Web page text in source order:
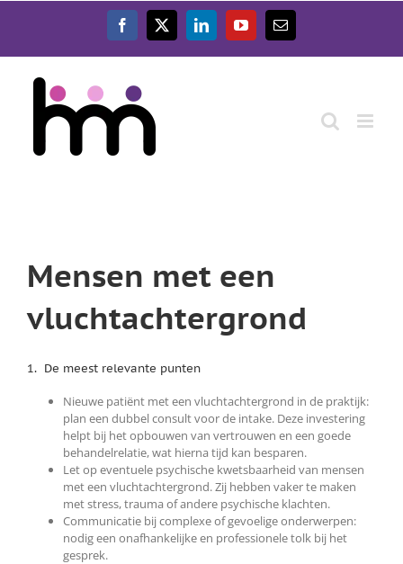
Facebook
X LinkedInYouTube
E-
mail
Mensen met een
vluchtachtergrond
1. De meest relevante punten
Nieuwe patiënt met een vluchtachtergrond in de praktijk:
plan een dubbel consult voor de intake. Deze investering
helpt bij het opbouwen van vertrouwen en een goede
behandelrelatie, wat hierna tijd kan besparen.
Let op eventuele psychische kwetsbaarheid van mensen
met een vluchtachtergrond. Zij hebben vaker te maken
met stress, trauma of andere psychische klachten.
Communicatie bij complexe of gevoelige onderwerpen:
nodig een onafhankelijke en professionele tolk bij het
gesprek.